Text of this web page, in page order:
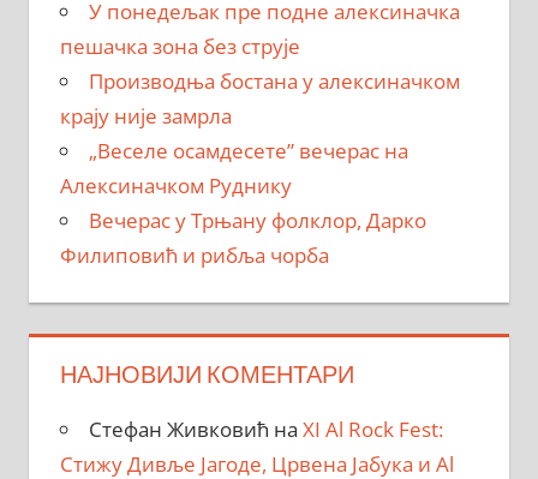
У понедељак пре подне алексиначка
пешачка зона без струје
Производња бостана у алексиначком
крају није замрла
„Веселе осамдесете” вечерас на
Алексиначком Руднику
Вечерас у Трњану фолклор, Дарко
Филиповић и рибља чорба
НАЈНОВИЈИ КОМЕНТАРИ
Стефан Живковић на XI Al Rock Fest:
Стижу Дивље Јагоде, Црвена Јабука и Al